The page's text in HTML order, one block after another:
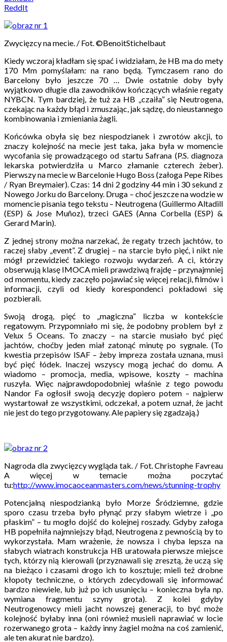
ReddIt
Zwycięzcy na mecie. / Fot. ©BenoitStichelbaut
Kiedy wczoraj kładłam się spać i widziałam, że HB ma do mety
170 Mm pomyślałam: na rano będą. Tymczasem rano do
Barcelony było jeszcze 70 … Dwie ostatnie doby były
wyjątkowo długie dla zawodników kończących właśnie regaty
NYBCN. Tym bardziej, że tuż za HB „czaiła” się Neutrogena,
czekając na każdy błąd i zmuszając, jak sądzę, do nieustannego
kombinowania i zmieniania żagli.
Końcówka obyła się bez niespodzianek i zwrotów akcji, to
znaczy kolejność na mecie jest taka, jaka była w momencie
wycofania się prowadzącego od startu Safrana (P.S. diagnoza
lekarska potwierdziła u Marco złamanie czterech żeber).
Pierwszy na mecie w Barcelonie Hugo Boss (załoga Pepe Ribes
/ Ryan Breymaier). Czas: 14 dni 2 godziny 44 min i 30 sekund z
Nowego Jorku do Barcelony. Druga – choć jeszcze na wodzie w
momencie pisania tego tekstu – Neutrogena (Guillermo Altadill
(ESP) & Jose Muñoz), trzeci GAES (Anna Corbella (ESP) &
Gerard Marin).
Z jednej strony można narzekać, że regaty trzech jachtów, to
raczej słaby „event”. Z drugiej – na starcie było pięć, i nikt nie
mógł przewidzieć takiego rozwoju wydarzeń. A ci, którzy
obserwują klasę IMOCA mieli prawdziwą frajdę – przynajmniej
od momentu, kiedy zaczęło pojawiać się więcej relacji, filmów i
informacji, czyli od kiedy korespondenci pokładowi się
pozbierali.
Swoją drogą, pięć to „magiczna” liczba w kontekście
regatowym. Przypomniało mi się, że podobny problem był z
Velux 5 Oceans. To znaczy – na starcie musiało być pięć
jachtów, choćby jeden miał zatonąć minutę po sygnale. (To
kwestia przepisów ISAF – żeby impreza została uznana, musi
być pięć łódek. Inaczej wszyscy mogą jechać do domu. A
wiadomo – promocja, media, wpisowe, koszty – machina
ruszyła. Więc najprawdopodobniej właśnie z tego powodu
Nandor Fa ogłosił swoją decyzję dopiero potem – najpierw
wystartował ze wszystkimi, odczekał, a potem uznał, że jacht
nie jest do tego przygotowany. Ale papiery się zgadzają.)
Nagroda dla zwycięzcy wygląda tak. / Fot. Christophe Favreau
A więcej w temacie można poczytać
tu:http://www.imocaoceanmasters.com/news/stunning-trophy
Potencjalną niespodzianką było Morze Śródziemne, gdzie
sporo czasu trzeba było płynąć przy słabym wietrze i „po
płaskim” – tu mogło dojść do kolejnej roszady. Gdyby załoga
HB popełniła najmniejszy błąd, Neutrogena z pewnością by to
wykorzystała. Mam wrażenie, że nowsza i chyba lepsza na
słabych wiatrach konstrukcja HB uratowała pierwsze miejsce
tych, którzy nią kierowali (przyznawali się zresztą, że uczą się
na bieżąco i czasami drogo ich to kosztuje; mieli też drobne
kłopoty techniczne, o których zdecydowali się informować
bardzo niewiele, lub już po ich usunięciu – konieczna była np.
wymiana fragmentu szyny grota). Z kolei gdyby
Neutrogenowcy mieli jacht nowszej generacji, to być może
kolejność byłaby inna (oni również musieli naprawiać w locie
rozerwanego grota – każdy inny żagiel można na coś zamienić,
ale ten akurat nie bardzo).